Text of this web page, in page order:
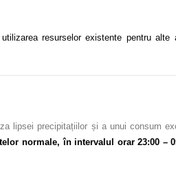
resurselor existente pentru alte
lipsei precipitațiilor și a unui consum
normale, în intervalul orar 23:00 –